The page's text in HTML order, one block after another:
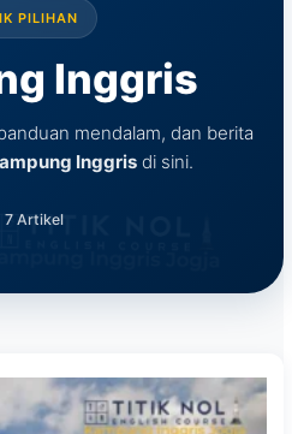
PILIHAN
Inggris
mendalam, dan berita
Inggrisdi sini.
7 Artikel